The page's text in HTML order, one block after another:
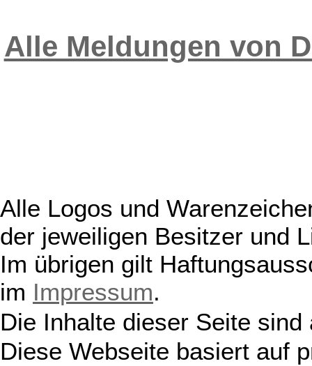
Alle Meldungen von
Alle Logos und
der jeweiligen Besitzer und
Im übrigen gilt
im Impressum.
Die Inhalte dieser Seite
Diese Webseite basiert auf